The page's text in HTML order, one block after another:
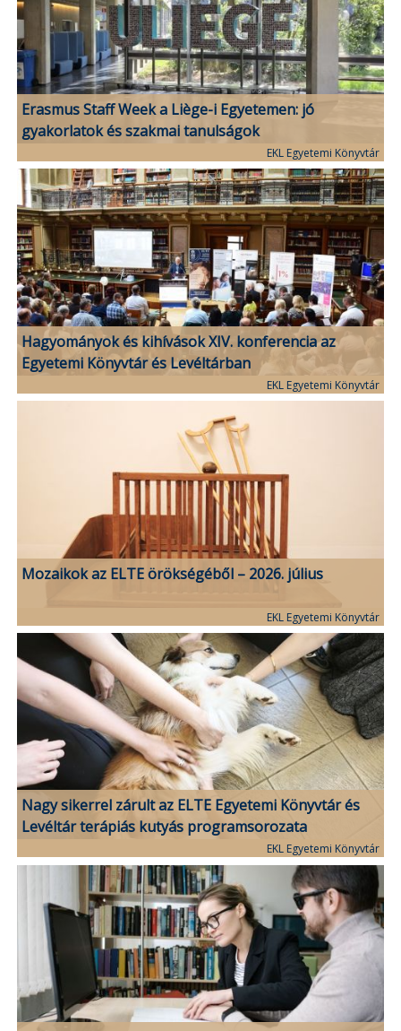
Erasmus Staff Week a Liège-i Egyetemen: jó
gyakorlatok és szakmai tanulságok
EKL Egyetemi Könyvtár
Hagyományok és kihívások XIV. konferencia az
Egyetemi Könyvtár és Levéltárban
EKL Egyetemi Könyvtár
Mozaikok az ELTE örökségéből – 2026. július
EKL Egyetemi Könyvtár
Nagy sikerrel zárult az ELTE Egyetemi Könyvtár és
Levéltár terápiás kutyás programsorozata
EKL Egyetemi Könyvtár